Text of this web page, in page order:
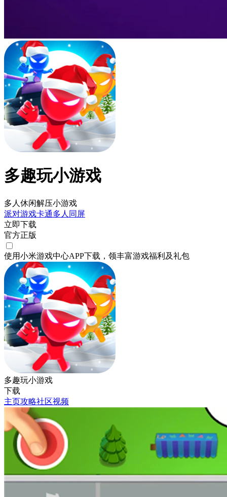
多趣玩小游戏
多人休闲解压小游戏
派对游戏卡通多人同屏
立即下载
官方正版
使用小米游戏中心APP下载 ，领丰富游戏福利 及礼包
多趣玩小游戏
下载
主页攻略社区视频